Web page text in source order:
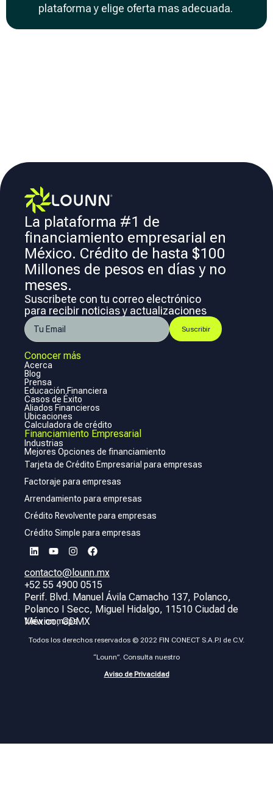
plataforma y elige oferta mas adecuada.
La plataforma #1 de
financiamiento empresarial en
México. Crédito de hasta $100
Millones de pesos en días y no
meses.
Suscribete con tu correo electrónico
para recibir noticias y actualizaciones
Conocer más
Acerca
Blog
Prensa
Educación Financiera
Casos de Éxito
Aliados Financieros
Ubicaciones
Calculadora de crédito
Financiamiento Empresarial
Industrias
Mejores Opciones de financiamiento
Tarjeta de Crédito Empresarial para empresas
Factoraje para empresas
Arrendamiento para empresas
Crédito Revolvente para empresas
Crédito Simple para empresas
contacto@lounn.mx
+52 55 4900 0515
Perif. Blvd. Manuel Ávila Camacho 137, Polanco,
Polanco I Secc, Miguel Hidalgo, 11510 Ciudad de
México, CDMX
View on maps
Todos los derechos reservados © 2022 FIN CONECT S.A.P.I de C.V.
“Lounn”. Consulta nuestro
Aviso de Privacidad